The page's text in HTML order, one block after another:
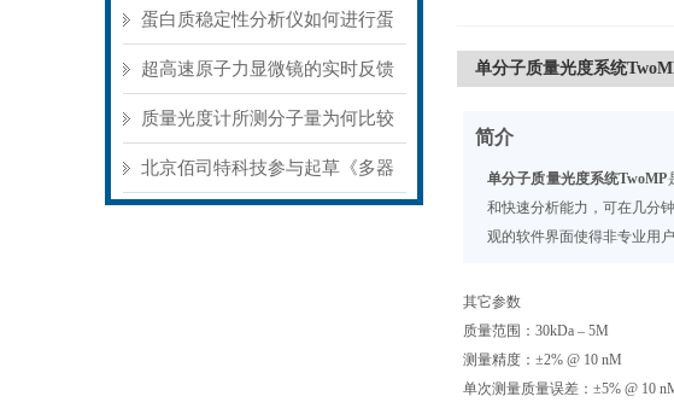
散射为何无需标记？
蛋白质稳定性分析仪如何进行蛋
白的再折叠分析？
超高速原子力显微镜的实时反馈
控制说明
质量光度计所测分子量为何比较
广？
北京佰司特科技参与起草《多器
单分子质量光度系统
简介
单分子质量光度系统TwoMP
和快速分析能力，可在几分
观的软件界面使得非专业用
其它参数
质量范围：30kDa – 5M
测量精度：±2% @ 10 nM
单次测量质量误差：±5% @ 10